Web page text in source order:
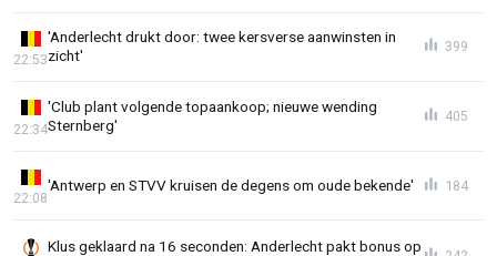
'Anderlecht drukt door: twee kersverse aanwinsten in
zicht'
22:53
399
'Club plant volgende topaankoop; nieuwe wending
Sternberg'
22:34
405
'Antwerp en STVV kruisen de degens om oude bekende'
22:08
184
Klus geklaard na 16 seconden: Anderlecht pakt bonus op